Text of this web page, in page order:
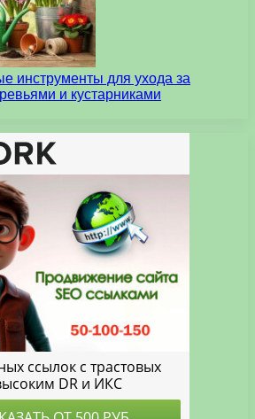
инструменты для ухода за
и кустарниками